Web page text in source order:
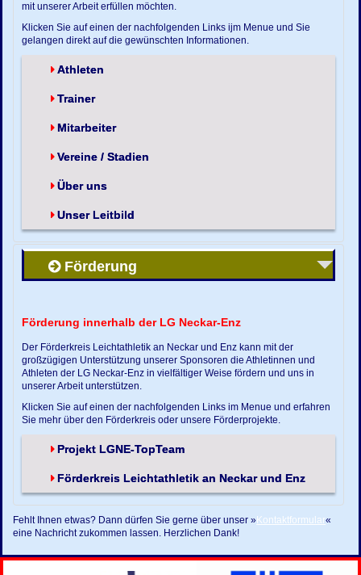
mit unserer Arbeit erfüllen möchten.
Klicken Sie auf einen der nachfolgenden Links ijm Menue und Sie
gelangen direkt auf die gewünschten Informationen.
Athleten
Trainer
Mitarbeiter
Vereine / Stadien
Über uns
Unser Leitbild
Förderung
Förderung innerhalb der LG Neckar-Enz
Der Förderkreis Leichtathletik an Neckar und Enz kann mit der
großzügigen Unterstützung unserer Sponsoren die Athletinnen und
Athleten der LG Neckar-Enz in vielfältiger Weise fördern und uns in
unserer Arbeit unterstützen.
Klicken Sie auf einen der nachfolgenden Links im Menue und erfahren
Sie mehr über den Förderkreis oder unsere Förderprojekte.
Projekt LGNE-TopTeam
Förderkreis Leichtathletik an Neckar und Enz
Fehlt Ihnen etwas? Dann dürfen Sie gerne über unser »Kontaktformular«
eine Nachricht zukommen lassen. Herzlichen Dank!